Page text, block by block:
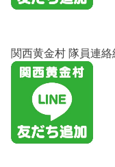
関西黄金村 隊員連絡